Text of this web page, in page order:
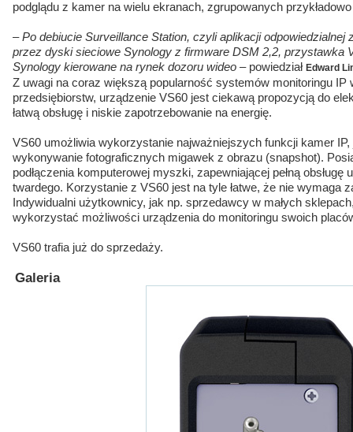
podglądu z kamer na wielu ekranach, zgrupowanych
–Po debiucie Surveillance Station, czyli aplikacji odpowiedzialnej
przez dyski sieciowe Synology z firmware DSM 2,2, przystawka
Synology kierowane na rynek dozoru wideo – powiedział Edward
Z uwagi na coraz większą popularność systemów monitoringu IP
przedsiębiorstw, urządzenie VS60 jest ciekawą propozycją do
łatwą obsługę i niskie zapotrzebowanie na energię.
VS60 umożliwia wykorzystanie najważniejszych funkcji kamer
wykonywanie fotograficznych migawek z obrazu (snapshot).
podłączenia komputerowej myszki, zapewniającej pełną
twardego. Korzystanie z VS60 jest na tyle łatwe, że nie wymaga
Indywidualni użytkownicy, jak np. sprzedawcy w małych
wykorzystać możliwości urządzenia do monitoringu swoich
VS60 trafia już do sprzedaży.
Galeria